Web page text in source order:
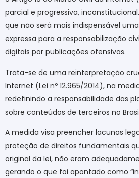
parcial e progressiva,
que não será mais indispensável
expressa para a responsabilização
digitais por publicações ofensivas.
Trata-se de uma reinterpretação
Internet (Lei nº 12.965/2014), na
redefinindo a responsabilidade das
sobre conteúdos de terceiros no
A medida visa preencher lacunas
proteção de direitos fundamentais
original da lei, não eram
gerando o que foi apontado como